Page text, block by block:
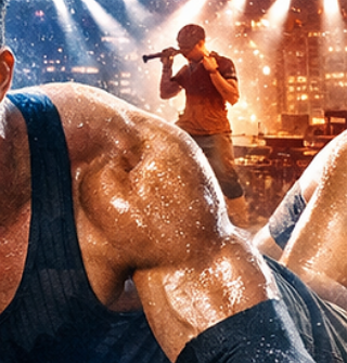
秒、120秒、180秒ほか）を比較し、
「30秒間腕立て伏せ」が実施される学校
公衆衛生・臨床研究・ジムイベント・記録
会・法執行スクリーニング等のジャンルを
羅。